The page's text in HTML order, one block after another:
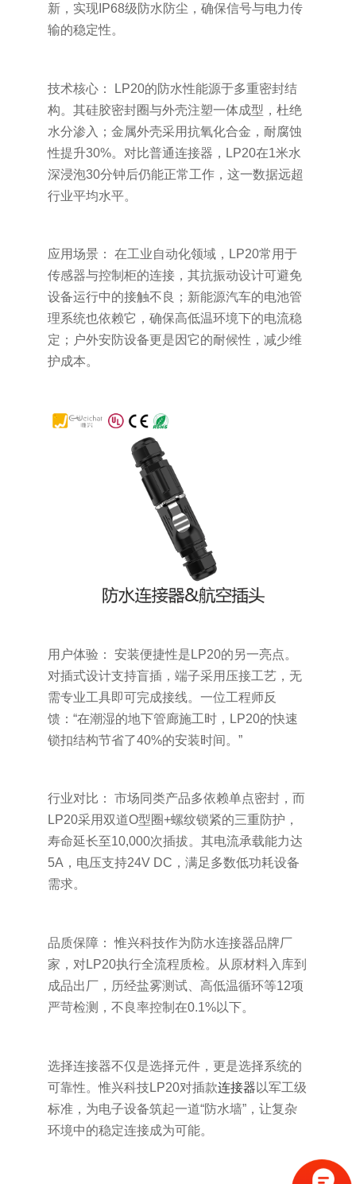
新，实现IP68级防水防尘，确保信号与电力传
输的稳定性。
技术核心： LP20的防水性能源于多重密封结
构。其硅胶密封圈与外壳注塑一体成型，杜绝
水分渗入；金属外壳采用抗氧化合金，耐腐蚀
性提升30%。对比普通连接器，LP20在1米水
深浸泡30分钟后仍能正常工作，这一数据远超
行业平均水平。
应用场景： 在工业自动化领域，LP20常用于
传感器与控制柜的连接，其抗振动设计可避免
设备运行中的接触不良；新能源汽车的电池管
理系统也依赖它，确保高低温环境下的电流稳
定；户外安防设备更是因它的耐候性，减少维
护成本。
用户体验： 安装便捷性是LP20的另一亮点。
对插式设计支持盲插，端子采用压接工艺，无
需专业工具即可完成接线。一位工程师反
馈：“在潮湿的地下管廊施工时，LP20的快速
锁扣结构节省了40%的安装时间。”
行业对比： 市场同类产品多依赖单点密封，而
LP20采用双道O型圈+螺纹锁紧的三重防护，
寿命延长至10,000次插拔。其电流承载能力达
5A，电压支持24V DC，满足多数低功耗设备
需求。
品质保障： 惟兴科技作为防水连接器品牌厂
家，对LP20执行全流程质检。从原材料入库到
成品出厂，历经盐雾测试、高低温循环等12项
严苛检测，不良率控制在0.1%以下。
选择连接器不仅是选择元件，更是选择系统的
可靠性。惟兴科技LP20对插款连接器 以军工级
标准，为电子设备筑起一道“防水墙”，让复杂
环境中的稳定连接成为可能。